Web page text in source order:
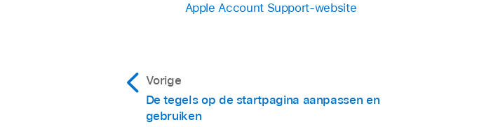
Apple Account Support-website
Vorige
De tegels op de startpagina aanpassen en
gebruiken